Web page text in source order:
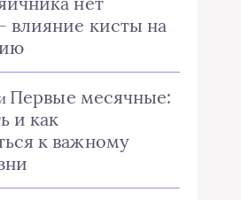
влияние кисты на
Первые месячные:
и как
к важному